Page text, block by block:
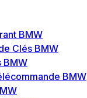
BMW
Clés BMW
BMW
BMW